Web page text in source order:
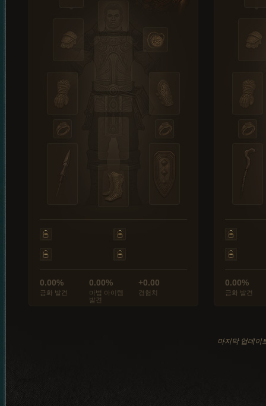
0.00%
금화 발견
0.00%
마법 아이템
발견
+0.00
경험치
0.00%
금화 발견
마지막 업데이